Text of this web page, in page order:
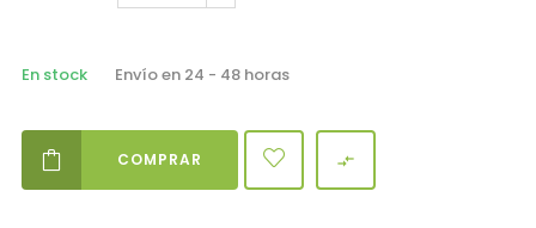
En stock Envío en 24 - 48 horas
COMPRAR 